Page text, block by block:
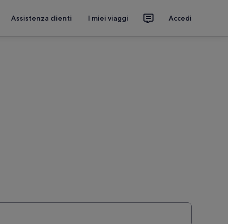
Assistenza clienti I miei viaggi Accedi